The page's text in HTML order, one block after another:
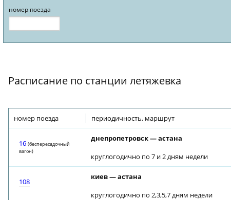
номер поезда
Расписание по станции летяжевка
номер поезда периодичность, маршрут
16 (беспересадочный
вагон)
днепропетровск — астана
круглогодично по 7 и 2 дням недели
108
киев — астана
круглогодично по 2,3,5,7 дням недели